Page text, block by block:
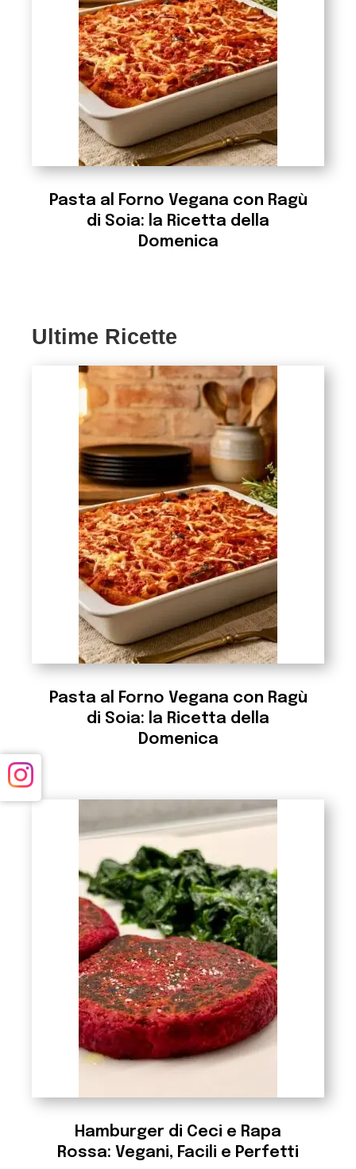
Pasta al Forno Vegana con Ragù
di Soia: la Ricetta della
Domenica
Ultime Ricette
Pasta al Forno Vegana con Ragù
di Soia: la Ricetta della
Domenica
Hamburger di Ceci e Rapa
Rossa: Vegani, Facili e Perfetti